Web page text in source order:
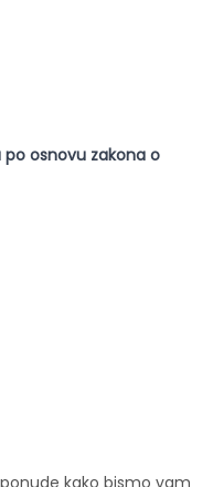
osnovu zakona o
kako bismo vam